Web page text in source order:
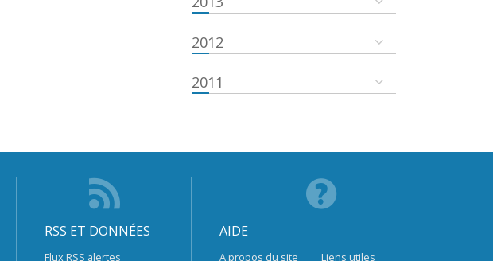
2012
2011
RSS ET DONNÉES
Flux RSS alertes
AIDE
A propos du site
Liens utiles